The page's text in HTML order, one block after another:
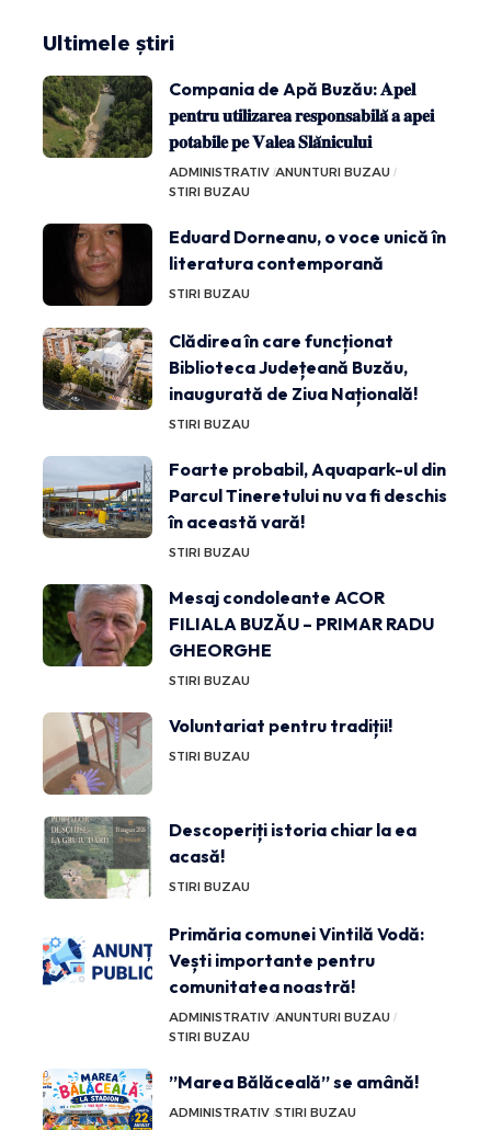
Ultimele știri
Compania de Apă Buzău: 𝐀𝐩𝐞𝐥
𝐩𝐞𝐧𝐭𝐫𝐮 𝐮𝐭𝐢𝐥𝐢𝐳𝐚𝐫𝐞𝐚 𝐫𝐞𝐬𝐩𝐨𝐧𝐬𝐚𝐛𝐢𝐥𝐚̆ 𝐚 𝐚𝐩𝐞𝐢
𝐩𝐨𝐭𝐚𝐛𝐢𝐥𝐞 𝐩𝐞 𝐕𝐚𝐥𝐞𝐚 𝐒𝐥𝐚̆𝐧𝐢𝐜𝐮𝐥𝐮𝐢
ADMINISTRATIV ANUNTURI BUZAU
STIRI BUZAU
Eduard Dorneanu, o voce unică în
literatura contemporană
STIRI BUZAU
Clădirea în care funcționat
Biblioteca Județeană Buzău,
inaugurată de Ziua Națională!
STIRI BUZAU
Foarte probabil, Aquapark-ul din
Parcul Tineretului nu va fi deschis
în această vară!
STIRI BUZAU
Mesaj condoleante ACOR
FILIALA BUZĂU – PRIMAR RADU
GHEORGHE
STIRI BUZAU
Voluntariat pentru tradiții!
STIRI BUZAU
Descoperiți istoria chiar la ea
acasă!
STIRI BUZAU
Primăria comunei Vintilă Vodă:
Vești importante pentru
comunitatea noastră!
ADMINISTRATIV ANUNTURI BUZAU
STIRI BUZAU
”Marea Bălăceală” se amână!
ADMINISTRATIV STIRI BUZAU